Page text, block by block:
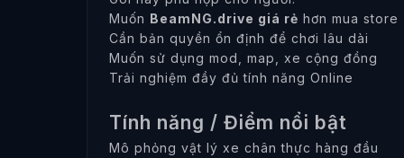
Muốn BeamNG.drive giá rẻ hơn mua store
Cần bản quyền ổn định để chơi lâu dài
Muốn sử dụng mod, map, xe cộng đồng
Trải nghiệm đầy đủ tính năng Online
Tính năng / Điểm nổi bật
Mô phỏng vật lý xe chân thực hàng đầu